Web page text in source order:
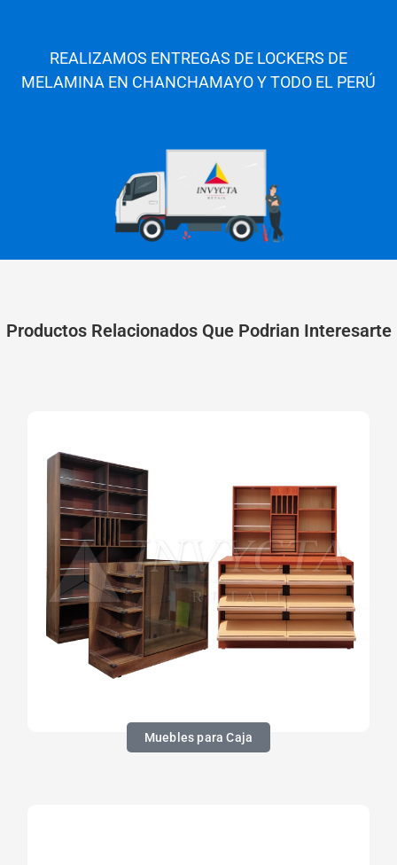
REALIZAMOS ENTREGAS DE LOCKERS DE
MELAMINA EN CHANCHAMAYOY TODO EL PERÚ
Productos Relacionados Que Podrian Interesarte
Muebles para Caja